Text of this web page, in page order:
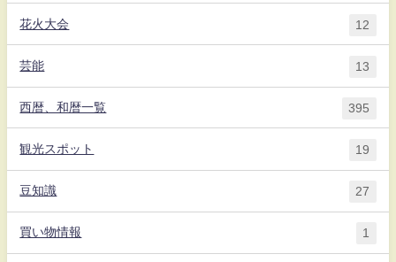
花火大会 12
芸能 13
西暦、和暦一覧 395
観光スポット 19
豆知識 27
買い物情報 1